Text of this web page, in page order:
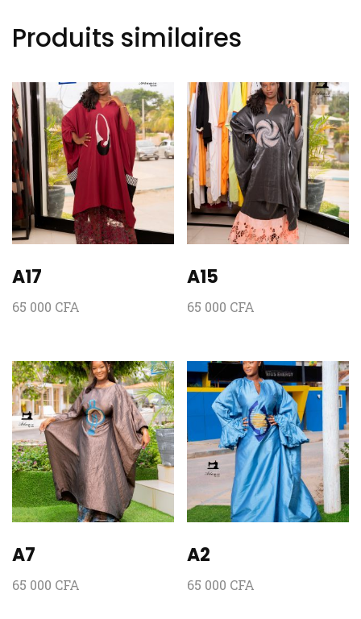
Produits similaires
A17
65 000 CFA
A15
65 000 CFA
A7
65 000 CFA
A2
65 000 CFA